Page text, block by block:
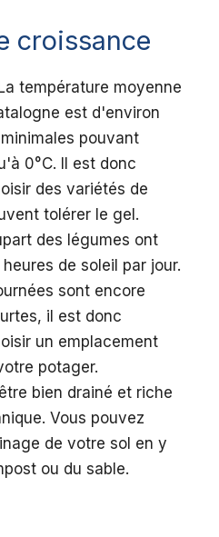
croissance
La température moyenne
est d'environ
pouvant
0°C. Il est donc
des variétés de
tolérer le gel.
des légumes ont
de soleil par jour.
sont encore
il est donc
un emplacement
potager.
bien drainé et riche
Vous pouvez
de votre sol en y
ou du sable.